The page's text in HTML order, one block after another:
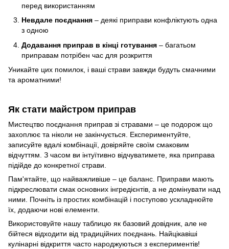
перед використанням
Невдале поєднання – деякі приправи конфліктують одна
з одною
Додавання приправ в кінці готування – багатьом
приправам потрібен час для розкриття
Уникайте цих помилок, і ваші страви завжди будуть смачними
та ароматними!
Як стати майстром приправ
Мистецтво поєднання приправ зі стравами – це подорож що
захоплює та ніколи не закінчується. Експериментуйте,
записуйте вдалі комбінації, довіряйте своїм смаковим
відчуттям. З часом ви інтуїтивно відчуватимете, яка приправа
підійде до конкретної страви.
Пам'ятайте, що найважливіше – це баланс. Приправи мають
підкреслювати смак основних інгредієнтів, а не домінувати над
ними. Почніть із простих комбінацій і поступово ускладнюйте
їх, додаючи нові елементи.
Використовуйте нашу таблицю як базовий довідник, але не
бійтеся відходити від традиційних поєднань. Найцікавіші
кулінарні відкриття часто народжуються з експериментів!